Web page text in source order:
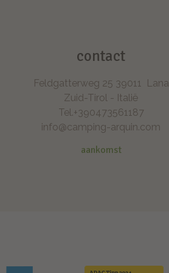
contact
Feldgatterweg 25 39011
Lana
Zuid-Tirol - Italië
Tel.+390473561187
info@camping-arquin.com
aankomst